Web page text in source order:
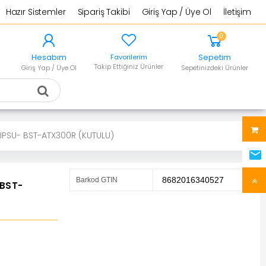
Hazır Sistemler Sipariş Takibi Giriş Yap / Üye Ol İletişim
Hesabım
Giriş Yap / Üye Ol
Favorilerim
Takip Ettiğiniz Ürünler
0
Sepetim
Sepetinizdeki Ürünler
BST-ATX300R (KUTULU)
Barkod GTIN 8682016340527